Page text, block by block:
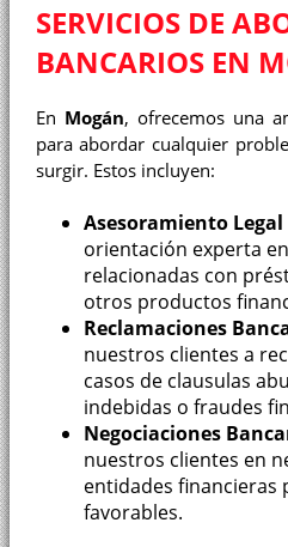
SERVICIOS DE
BANCARIOS EN
En Mogán, ofrecemos una
para abordar cualquier
surgir. Estos incluyen:
Asesoramiento
orientación experta
relacionadas con
otros productos
Reclamaciones
nuestros clientes a
casos de clausulas
indebidas o fraudes
Negociaciones
nuestros clientes en
entidades financieras
favorables.